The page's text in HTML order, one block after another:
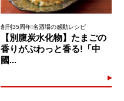
創刊35周年!名酒場の感動レシピ
【別腹炭水化物】たまごの
香りがぶわっと香る!「中
國...